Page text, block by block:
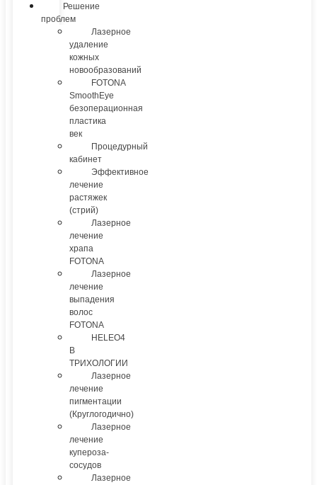
Решение
проблем
Лазерное
удаление
кожных
новообразований
FOTONA
SmoothEye
безоперационная
пластика
век
Процедурный
кабинет
Эффективное
лечение
растяжек
(стрий)
Лазерное
лечение
храпа
FOTONA
Лазерное
лечение
выпадения
волос
FOTONA
HELEO4
В
ТРИХОЛОГИИ
Лазерное
лечение
пигментации
(Круглогодично)
Лазерное
лечение
купероза-
сосудов
Лазерное